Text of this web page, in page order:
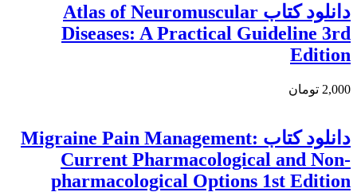
دانلود كتاب Atlas of Neuromuscular
Diseases: A Practical Guideline 3rd
Edition
2,000 تومان
دانلود کتاب Migraine Pain Management:
Current Pharmacological and Non-
pharmacological Options 1st Edition